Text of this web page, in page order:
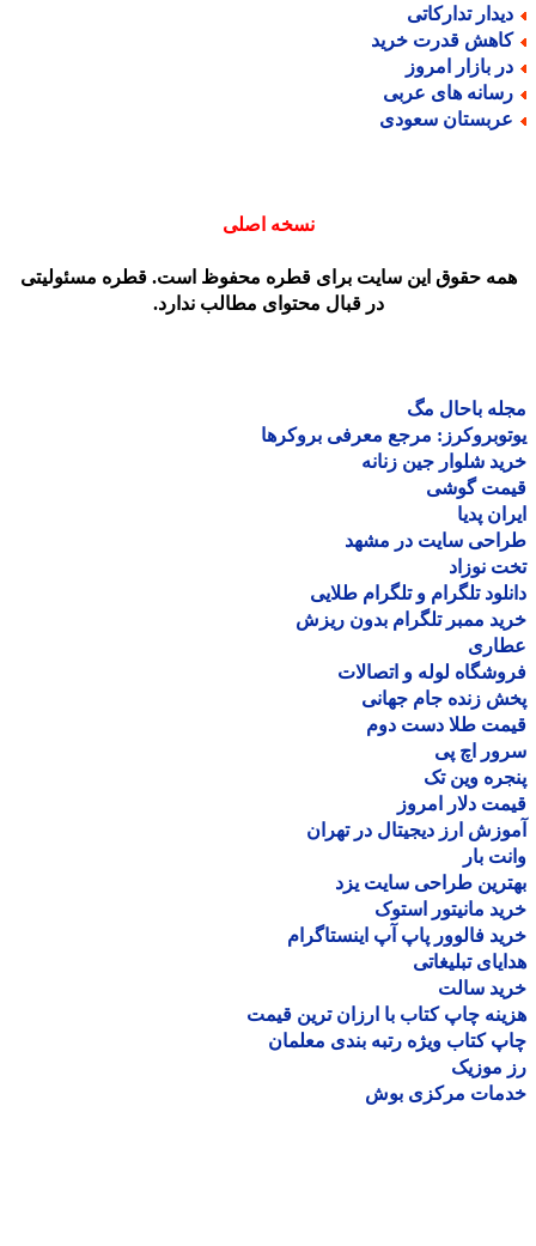
تدارکاتی
قدرت خرید
بازار امروز
های عربی
سعودی
نسخه اصلی
حقوق این سایت برای قطره محفوظ است. قطره مسئولیتی
در قبال محتوای مطالب ندارد.
باحال مگ
مرجع معرفی بروکرها
شلوار جین زنانه
گوشی
پدیا
سایت در مشهد
نوزاد
تلگرام و تلگرام طلایی
ممبر تلگرام بدون ریزش
لوله و اتصالات
زنده جام جهانی
طلا دست دوم
اچ پی
وین تک
دلار امروز
ارز دیجیتال در تهران
بار
طراحی سایت یزد
مانیتور استوک
فالوور پاپ آپ اینستاگرام
تبلیغاتی
سالت
چاپ کتاب با ارزان ترین قیمت
کتاب ویژه رتبه بندی معلمان
موزیک
مرکزی بوش